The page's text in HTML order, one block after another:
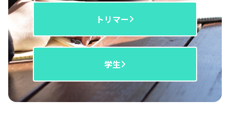
トリマー
学生